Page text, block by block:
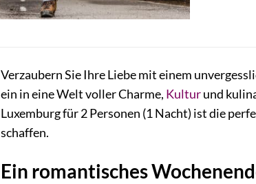
Verzaubern Sie Ihre Liebe mit einem
ein in eine Welt voller Charme, Kulturund
Luxemburg für 2 Personen (1 Nacht) ist die
schaffen.
Ein romantisches